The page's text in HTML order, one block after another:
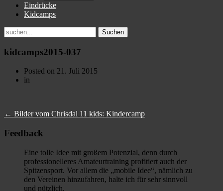
Eindrücke
Kidcamps
Suchen
nach:
kidcamps2015-037
Posted on 21. Juli 2015
in
← Bilder vom Chrisdal 11 kids: Kindercamp
Feedback
Eine tolle Idee mit großem Potenzial, denn durch
professionelleres Amateurtraining profitiert auch der
Spitzensport. Vor allem die „mobile Idee“, nämlich zu
den Vereinen hinzufahren, halte ich für sehr sinnvoll
und nützlich.